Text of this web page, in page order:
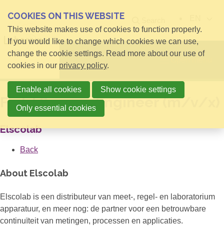
Field Service Engineer (m/v/x)
Elscolab
Back
About Elscolab
Elscolab is een distributeur van meet-, regel- en laboratorium
apparatuur, en meer nog: de partner voor een betrouwbare
continuïteit van metingen, processen en applicaties.
COOKIES ON THIS WEBSITE
This website makes use of cookies to function properly.
If you would like to change which cookies we can use,
change the cookie settings. Read more about our use of
cookies in our privacy policy.
Enable all cookies Show cookie settings
Only essential cookies